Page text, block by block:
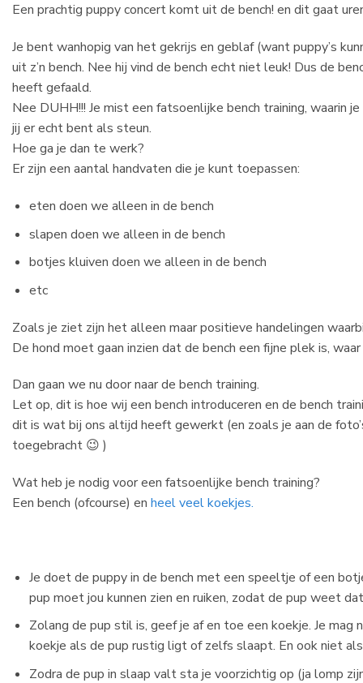
Een prachtig puppy concert komt uit de bench! en dit gaat
Je bent wanhopig van het gekrijs en geblaf (want puppy’s
uit z’n bench. Nee hij vind de bench echt niet leuk! Dus de
heeft gefaald.
Nee DUHH!!! Je mist een fatsoenlijke bench training, waarin
jij er echt bent als steun.
Hoe ga je dan te werk?
Er zijn een aantal handvaten die je kunt toepassen:
eten doen we alleen in de bench
slapen doen we alleen in de bench
botjes kluiven doen we alleen in de bench
etc
Zoals je ziet zijn het alleen maar positieve handelingen
De hond moet gaan inzien dat de bench een fijne plek is,
Dan gaan we nu door naar de bench training.
Let op, dit is hoe wij een bench introduceren en de bench
dit is wat bij ons altijd heeft gewerkt (en zoals je aan de
toegebracht 😉 )
Wat heb je nodig voor een fatsoenlijke bench training?
Een bench (ofcourse) en heel veel koekjes.
Je doet de puppy in de bench met een speeltje of een
pup moet jou kunnen zien en ruiken, zodat de pup weet
Zolang de pup stil is, geef je af en toe een koekje. Je
koekje als de pup rustig ligt of zelfs slaapt. En ook niet
Zodra de pup in slaap valt sta je voorzichtig op (ja lomp